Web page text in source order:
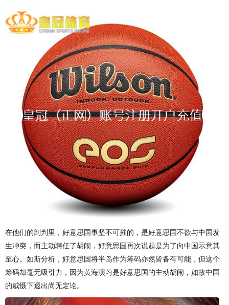
在他们的剖判里，好意思国事坚不可摧的，是好意思国不欲与中国发
生冲突，而主动聘任了胡闹，好意思国再次说起是为了向中国示意其
至心。如斯分析，好意思国将半岛作为筹码亦然皆备有可能，但这个
筹码却毫无吸引力，因为黄海演习是好意思国的主动胡闹，如故中国
的威慑下退出尚无定论。